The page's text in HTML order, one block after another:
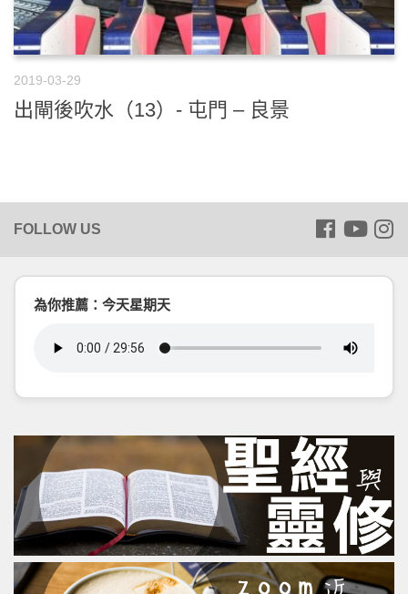
2019-03-29
出閘後吹水（13）- 屯門 – 良景
為你推薦：今天星期天